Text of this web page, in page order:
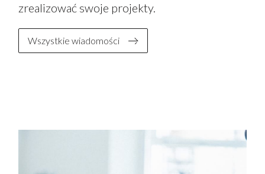
zrealizować swoje projekty.
Wszystkie wiadomości